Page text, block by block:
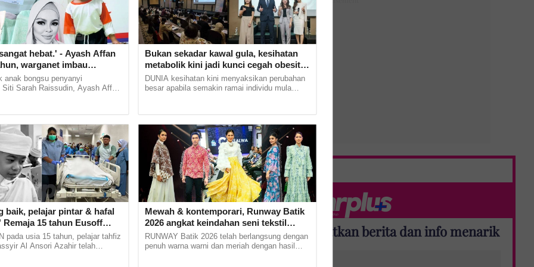
sebahagian besar masa dengan duduk
atau meluangkan masa di hadapan skrin.Tanpa
tetapi tiba-tiba rebah? Pakar
aritmia dalam kalangan orang
berita mengenai seorang atlet muda atau individu
tiba-tiba rebah dan meninggal dunia sewaktu
MEDIK
Pakar kardiologi ini dedah bagaimana
hipertensi boleh menjejaskan jantung secara
Dapatkan berita dan info menarik
hebat.' - Ayash Affan
warganet imbau
Siti Sarah
anak bongsu penyanyi
Sarah Raissudin, Ayash Affan
baik, pelajar pintar & hafal
Remaja 15 tahun Eusoff
derma organ, walk of
hati
pada usia 15 tahun, pelajar tahfiz
Al Ansori Azahir telah
Bukan sekadar kawal gula, kesihatan
metabolik kini jadi kunci cegah obesiti
dan diabetes
DUNIA kesihatan kini menyaksikan perubahan
besar apabila semakin ramai individu mula
Mewah & kontemporari, Runway Batik
2026 angkat keindahan seni tekstil
tradisional Terengganu
RUNWAY Batik 2026 telah berlangsung dengan
penuh warna warni dan meriah dengan hasil